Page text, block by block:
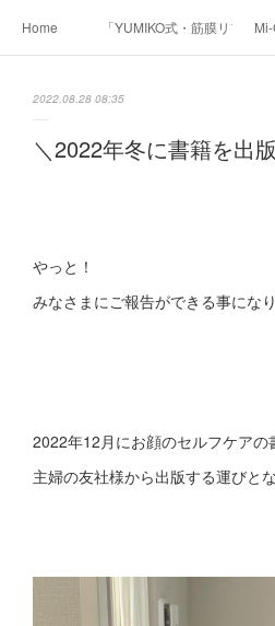
Home 「YUMIKO式・筋膜リフト美
2022.08.28 08:35
＼2022年冬に書籍を出
やっと！
みなさまにご報告ができる事にな
2022年12月にお顔のセルフケアの
主婦の友社様から出版する運びと